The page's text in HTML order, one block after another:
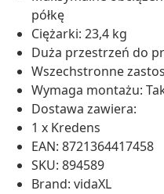
półkę
Ciężarki: 23,4 kg
Duża przestrzeń do
Wszechstronne
Wymaga montażu:
Dostawa zawiera:
1 x Kredens
EAN: 8721364417458
SKU: 894589
Brand: vidaXL